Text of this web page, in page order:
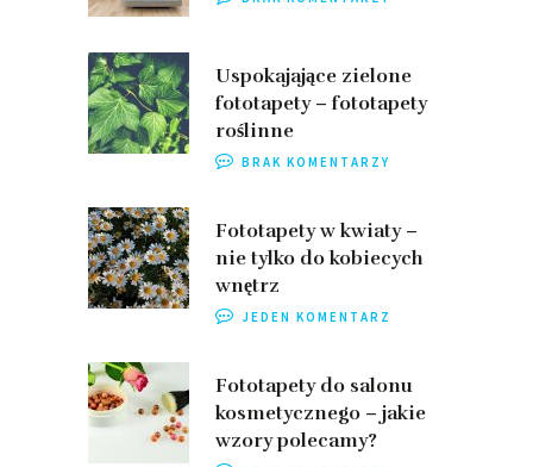
Uspokajające zielone
fototapety – fototapety
roślinne
BRAK KOMENTARZY
Fototapety w kwiaty –
nie tylko do kobiecych
wnętrz
JEDEN KOMENTARZ
Fototapety do salonu
kosmetycznego – jakie
wzory polecamy?